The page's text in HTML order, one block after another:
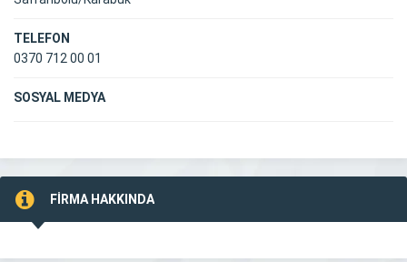
TELEFON
0370 712 00 01
SOSYAL MEDYA
FİRMA HAKKINDA